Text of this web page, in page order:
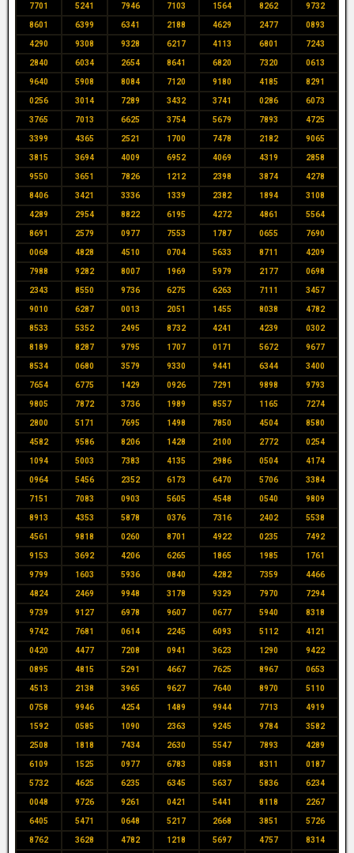
7701 5241 7946 7103 1564 8262 9732
8601 6399 6341 2188 4629 2477 0893
4290 9308 9328 6217 4113 6801 7243
2840 6034 2654 8641 6820 7320 0613
9640 5908 8084 7120 9180 4185 8291
0256 3014 7289 3432 3741 0286 6073
3765 7013 6625 3754 5679 7893 4725
3399 4365 2521 1700 7478 2182 9065
3815 3694 4009 6952 4069 4319 2858
9550 3651 7826 1212 2398 3874 4278
8406 3421 3336 1339 2382 1894 3108
4289 2954 8822 6195 4272 4861 5564
8691 2579 0977 7553 1787 0655 7690
0068 4828 4510 0704 5633 8711 4209
7988 9282 8007 1969 5979 2177 0698
2343 8550 9736 6275 6263 7111 3457
9010 6287 0013 2051 1455 8038 4782
8533 5352 2495 8732 4241 4239 0302
8189 8287 9795 1707 0171 5672 9677
8534 0680 3579 9330 9441 6344 3400
7654 6775 1429 0926 7291 9898 9793
9805 7872 3736 1989 8557 1165 7274
2800 5171 7695 1498 7850 4504 8580
4582 9586 8206 1428 2100 2772 0254
1094 5003 7383 4135 2986 0504 4174
0964 5456 2352 6173 6470 5706 3384
7151 7083 0903 5605 4548 0540 9809
8913 4353 5878 0376 7316 2402 5538
4561 9818 0260 8701 4922 0235 7492
9153 3692 4206 6265 1865 1985 1761
9799 1603 5936 0840 4282 7359 4466
4824 2469 9948 3178 9329 7970 7294
9739 9127 6978 9607 0677 5940 8318
9742 7681 0614 2245 6093 5112 4121
0420 4477 7208 0941 3623 1290 9422
0895 4815 5291 4667 7625 8967 0653
4513 2138 3965 9627 7640 8970 5110
0758 9946 4254 1489 9944 7713 4919
1592 0585 1090 2363 9245 9784 3582
2508 1818 7434 2630 5547 7893 4289
6109 1525 0977 6783 0858 8311 0187
5732 4625 6235 6345 5637 5836 6234
0048 9726 9261 0421 5441 8118 2267
6405 5471 0648 5217 2668 3851 5726
8762 3628 4782 1218 5697 4757 8314